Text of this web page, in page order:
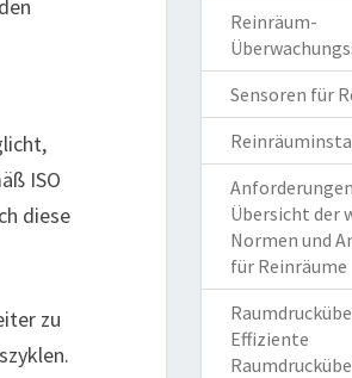
ISO
diese
zu
Reinräum-
Sensoren für
Übersicht der
Normen und
für Reinräume
Effiziente